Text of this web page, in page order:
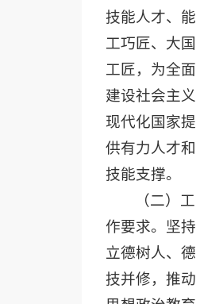
技能人才、能
工巧匠、大国
工匠，为全面
建设社会主义
现代化国家提
供有力人才和
技能支撑。
（二）工
作要求。坚持
立德树人、德
技并修，推动